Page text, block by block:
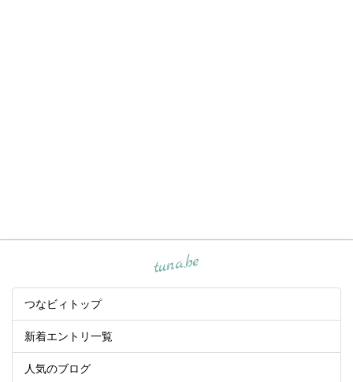
tuna.be
つなビィトップ
新着エントリ一覧
人気のブログ